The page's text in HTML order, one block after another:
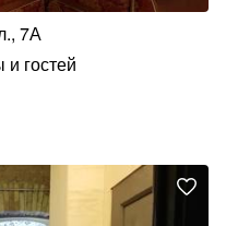
7А
и гостей